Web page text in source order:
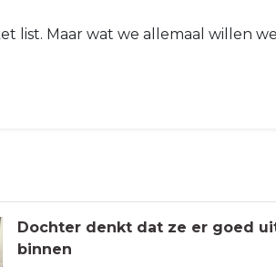
list. Maar wat we allemaal willen
Dochter denkt dat ze er goed
binnen